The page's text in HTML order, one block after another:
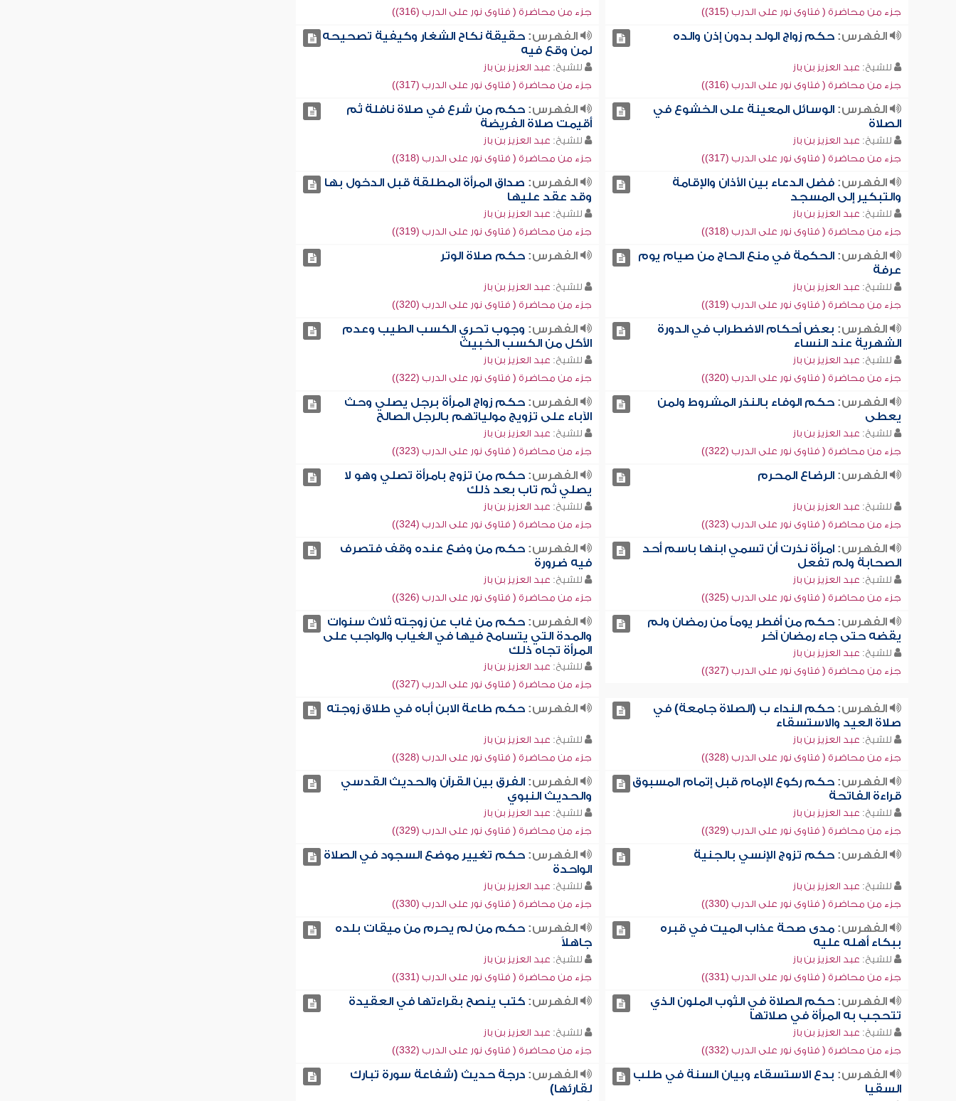
جزء من محاضرة ( فتاوى نور على الدرب (315))
جزء من محاضرة ( فتاوى نور على الدرب (316))
الفهرس:حكم زواج الولد بدون إذن والده
للشيخ: عبد العزيز بن باز
جزء من محاضرة ( فتاوى نور على الدرب (316))
الفهرس: حقيقة نكاح الشغار وكيفية تصحيحه
لمن وقع فيه
للشيخ: عبد العزيز بن باز
جزء من محاضرة ( فتاوى نور على الدرب (317))
الفهرس:الوسائل المعينة على الخشوع في
الصلاة
للشيخ: عبد العزيز بن باز
جزء من محاضرة ( فتاوى نور على الدرب (317))
الفهرس: حكم من شرع في صلاة نافلة ثم
أقيمت صلاة الفريضة
للشيخ: عبد العزيز بن باز
جزء من محاضرة ( فتاوى نور على الدرب (318))
الفهرس:فضل الدعاء بين الأذان والإقامة
والتبكير إلى المسجد
للشيخ: عبد العزيز بن باز
جزء من محاضرة ( فتاوى نور على الدرب (318))
الفهرس: صداق المرأة المطلقة قبل الدخول بها
وقد عقد عليها
للشيخ: عبد العزيز بن باز
جزء من محاضرة ( فتاوى نور على الدرب (319))
الفهرس:الحكمة في منع الحاج من صيام يوم
عرفة
للشيخ: عبد العزيز بن باز
جزء من محاضرة ( فتاوى نور على الدرب (319))
الفهرس: حكم صلاة الوتر
للشيخ: عبد العزيز بن باز
جزء من محاضرة ( فتاوى نور على الدرب (320))
الفهرس: بعض أحكام الاضطراب في الدورة
الشهرية عند النساء
للشيخ: عبد العزيز بن باز
جزء من محاضرة ( فتاوى نور على الدرب (320))
الفهرس: وجوب تحري الكسب الطيب وعدم
الأكل من الكسب الخبيث
للشيخ: عبد العزيز بن باز
جزء من محاضرة ( فتاوى نور على الدرب (322))
الفهرس:حكم الوفاء بالنذر المشروط ولمن
يعطى
للشيخ: عبد العزيز بن باز
جزء من محاضرة ( فتاوى نور على الدرب (322))
الفهرس: حكم زواج المرأة برجل يصلي وحث
الآباء على تزويج مولياتهم بالرجل الصالح
للشيخ: عبد العزيز بن باز
جزء من محاضرة ( فتاوى نور على الدرب (323))
الفهرس:الرضاع المحرم
للشيخ: عبد العزيز بن باز
جزء من محاضرة ( فتاوى نور على الدرب (323))
الفهرس: حكم من تزوج بامرأة تصلي وهو لا
يصلي ثم تاب بعد ذلك
للشيخ: عبد العزيز بن باز
جزء من محاضرة ( فتاوى نور على الدرب (324))
الفهرس:امرأة نذرت أن تسمي ابنها باسم أحد
الصحابة ولم تفعل
للشيخ: عبد العزيز بن باز
جزء من محاضرة ( فتاوى نور على الدرب (325))
الفهرس: حكم من وضع عنده وقف فتصرف
فيه ضرورة
للشيخ: عبد العزيز بن باز
جزء من محاضرة ( فتاوى نور على الدرب (326))
الفهرس:حكم من أفطر يوماً من رمضان ولم
يقضه حتى جاء رمضان آخر
للشيخ: عبد العزيز بن باز
جزء من محاضرة ( فتاوى نور على الدرب (327))
الفهرس: حكم من غاب عن زوجته ثلاث سنوات
والمدة التي يتسامح فيها في الغياب والواجب على
المرأة تجاه ذلك
للشيخ: عبد العزيز بن باز
جزء من محاضرة ( فتاوى نور على الدرب (327))
الفهرس:حكم النداء ب (الصلاة جامعة) في
صلاة العيد والاستسقاء
للشيخ: عبد العزيز بن باز
جزء من محاضرة ( فتاوى نور على الدرب (328))
الفهرس: حكم طاعة الابن أباه في طلاق زوجته
للشيخ: عبد العزيز بن باز
جزء من محاضرة ( فتاوى نور على الدرب (328))
الفهرس:حكم ركوع الإمام قبل إتمام المسبوق
قراءة الفاتحة
للشيخ: عبد العزيز بن باز
جزء من محاضرة ( فتاوى نور على الدرب (329))
الفهرس: الفرق بين القرآن والحديث القدسي
والحديث النبوي
للشيخ: عبد العزيز بن باز
جزء من محاضرة ( فتاوى نور على الدرب (329))
الفهرس:حكم تزوج الإنسي بالجنية
للشيخ: عبد العزيز بن باز
جزء من محاضرة ( فتاوى نور على الدرب (330))
الفهرس: حكم تغيير موضع السجود في الصلاة
الواحدة
للشيخ: عبد العزيز بن باز
جزء من محاضرة ( فتاوى نور على الدرب (330))
الفهرس:مدى صحة عذاب الميت في قبره
ببكاء أهله عليه
للشيخ: عبد العزيز بن باز
جزء من محاضرة ( فتاوى نور على الدرب (331))
الفهرس: حكم من لم يحرم من ميقات بلده
جاهلاً
للشيخ: عبد العزيز بن باز
جزء من محاضرة ( فتاوى نور على الدرب (331))
الفهرس:حكم الصلاة في الثوب الملون الذي
تتحجب به المرأة في صلاتها
للشيخ: عبد العزيز بن باز
جزء من محاضرة ( فتاوى نور على الدرب (332))
الفهرس: كتب ينصح بقراءتها في العقيدة
للشيخ: عبد العزيز بن باز
جزء من محاضرة ( فتاوى نور على الدرب (332))
الفهرس: بدع الاستسقاء وبيان السنة في طلب
السقيا
الفهرس: درجة حديث (شفاعة سورة تبارك
لقارئها)